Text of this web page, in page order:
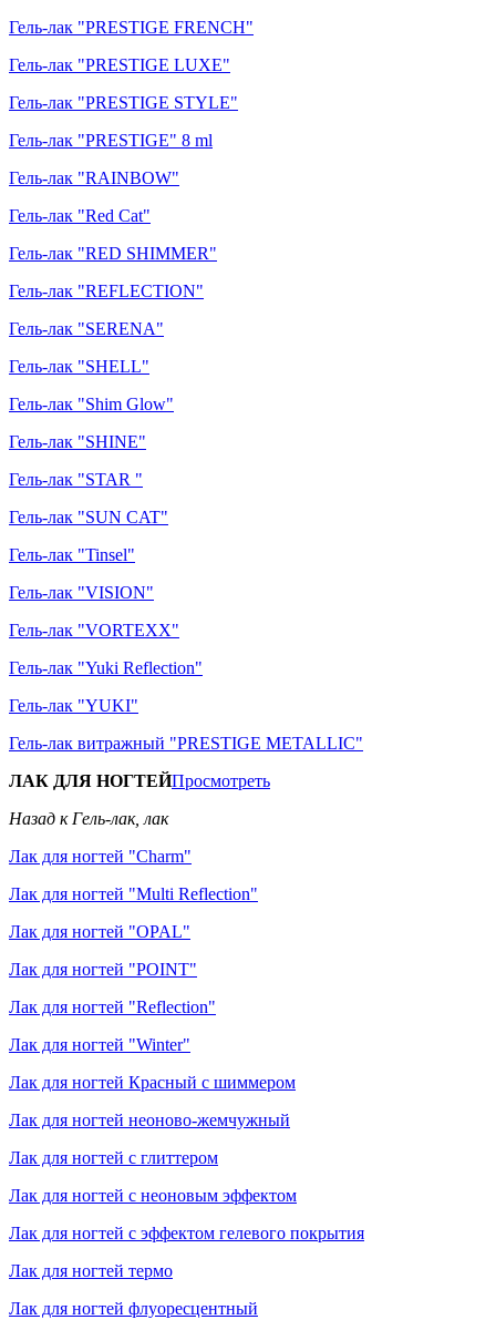
Гель-лак "PRESTIGE FRENCH"
Гель-лак "PRESTIGE LUXE"
Гель-лак "PRESTIGE STYLE"
Гель-лак "PRESTIGE" 8 ml
Гель-лак "RAINBOW"
Гель-лак "Red Cat"
Гель-лак "RED SHIMMER"
Гель-лак "REFLECTION"
Гель-лак "SERENA"
Гель-лак "SHELL"
Гель-лак "Shim Glow"
Гель-лак "SHINE"
Гель-лак "STAR "
Гель-лак "SUN CAT"
Гель-лак "Tinsel"
Гель-лак "VISION"
Гель-лак "VORTEXX"
Гель-лак "Yuki Reflection"
Гель-лак "YUKI"
Гель-лак витражный "PRESTIGE METALLIC"
ЛАК ДЛЯ НОГТЕЙПросмотреть
Назад к Гель-лак, лак
Лак для ногтей "Charm"
Лак для ногтей "Multi Reflection"
Лак для ногтей "OPAL"
Лак для ногтей "POINT"
Лак для ногтей "Reflection"
Лак для ногтей "Winter"
Лак для ногтей Красный с шиммером
Лак для ногтей неоново-жемчужный
Лак для ногтей с глиттером
Лак для ногтей с неоновым эффектом
Лак для ногтей с эффектом гелевого покрытия
Лак для ногтей термо
Лак для ногтей флуоресцентный